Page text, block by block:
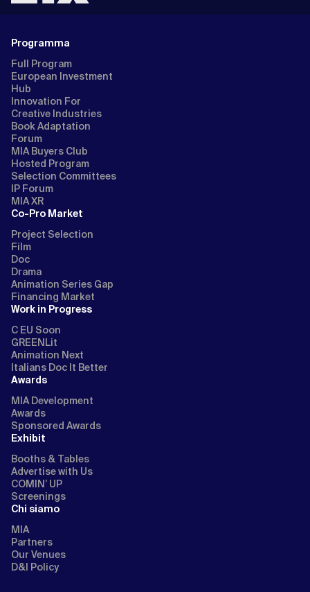
Programma
Full Program
European Investment
Hub
Innovation For
Creative Industries
Book Adaptation
Forum
MIA Buyers Club
Hosted Program
Selection Committees
IP Forum
MIA XR
Co-Pro Market
Project Selection
Film
Doc
Drama
Animation Series Gap
Financing Market
Work in Progress
C EU Soon
GREENLit
Animation Next
Italians Doc It Better
Awards
MIA Development
Awards
Sponsored Awards
Exhibit
Booths & Tables
Advertise with Us
COMIN’ UP
Screenings
Chi siamo
MIA
Partners
Our Venues
D&I Policy